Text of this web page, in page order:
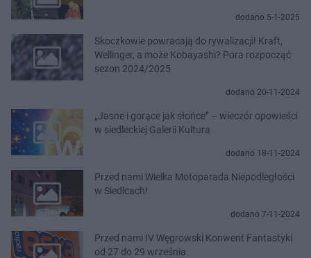
dodano 5-1-2025
Skoczkowie powracają do rywalizacji! Kraft,
Wellinger, a może Kobayashi? Pora rozpocząć
sezon 2024/2025
dodano 20-11-2024
„Jasne i gorące jak słońce” – wieczór opowieści
w siedleckiej Galerii Kultura
dodano 18-11-2024
Przed nami Wielka Motoparada Niepodległości
w Siedlcach!
dodano 7-11-2024
Przed nami IV Węgrowski Konwent Fantastyki
od 27 do 29 września